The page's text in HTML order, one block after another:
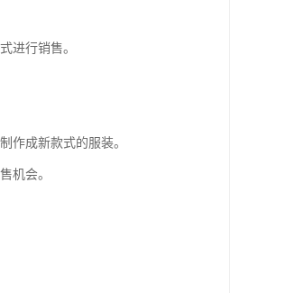
进行销售。
作成新款式的服装。
机会。